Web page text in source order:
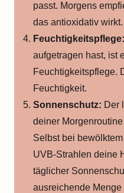
passt. Morgens
das antioxidativ wirkt.
Feuchtigkeitspflege:
aufgetragen hast, ist
Feuchtigkeitspflege.
Feuchtigkeit.
Sonnenschutz: Der
deiner
Selbst bei
UVB-Strahlen deine
täglicher
ausreichende